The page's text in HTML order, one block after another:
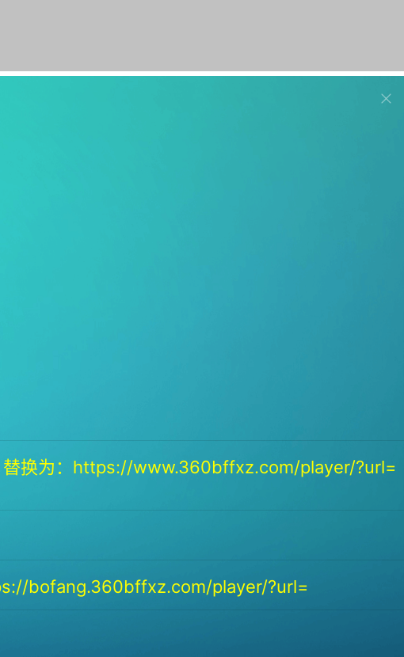
换为：https://www.360bffxz.com/player/?url=
bofang.360bffxz.com/player/?url=